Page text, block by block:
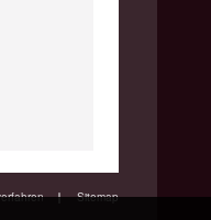
Sitemap